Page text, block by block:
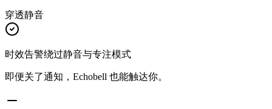
穿透静音
时效告警绕过静音与专注模式
即便关了通知，Echobell 也能触达你。